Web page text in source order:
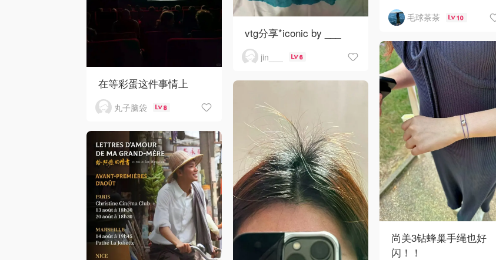
毛球茶茶 10
vtg分享*iconic by ___
jin___ 6
在等彩蛋这件事情上
丸子脑袋 8
尚美3钻蜂巢手绳也好
闪！！